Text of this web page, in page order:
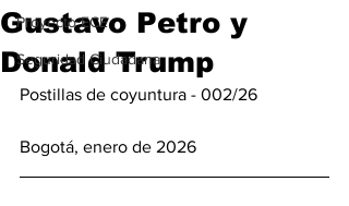
Proyecto ECE
Seguridad Ciudadana
Gustavo Petro y
Donald Trump
Postillas de coyuntura - 002/26
Bogotá, enero de 2026